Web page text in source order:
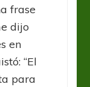
frase
dijo
en
“El
para